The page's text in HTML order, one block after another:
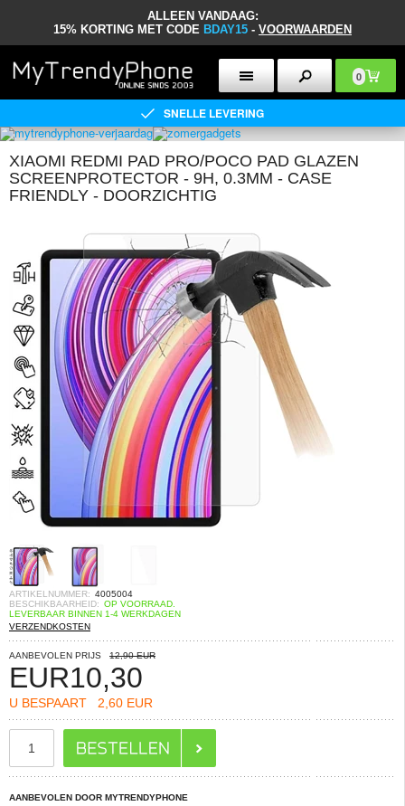
ALLEEN VANDAAG:
15% KORTING MET CODE BDAY15 - VOORWAARDEN
0
SNELLE LEVERING
XIAOMI REDMI PAD PRO/POCO PAD GLAZEN
SCREENPROTECTOR - 9H, 0.3MM - CASE
FRIENDLY - DOORZICHTIG
ARTIKELNUMMER: 4005004
BESCHIKBAARHEID: OP VOORRAAD.
LEVERBAAR BINNEN 1-4 WERKDAGEN
VERZENDKOSTEN
AANBEVOLEN PRIJS 12,90 EUR
EUR10,30
U BESPAART 2,60 EUR
AANBEVOLEN DOOR MYTRENDYPHONE